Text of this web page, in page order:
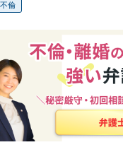
倫